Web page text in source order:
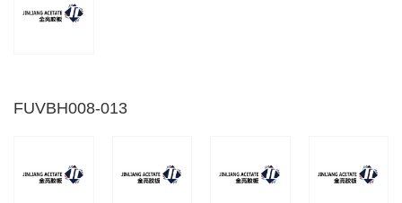
FUVBH008-013